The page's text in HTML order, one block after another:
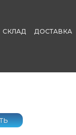
КАТАЛОГ